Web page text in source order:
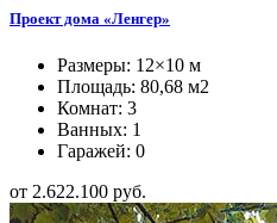
Проект дома «Ленгер»
Размеры: 12×10 м
Площадь: 80,68 м2
Комнат: 3
Ванных: 1
Гаражей: 0
от 2.622.100 руб.